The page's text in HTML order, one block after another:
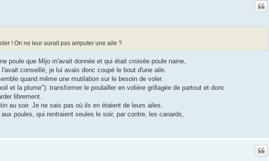
! On ne leur aurait pas amputer une aile ?
poule que Mijo m'avait donnée et qui était croisée poule naine,
conseillé, je lui avais donc coupé le bout d'une aile.
quand même une mutilation sur le besoin de voler.
et la plume"): transformer le poulailler en volière grillagée de partout et donc
librement.
au soir. Je ne sais pas où ils en étaient de leurs ailes.
poules, qui rentraient seules le soir, par contre, les canards,